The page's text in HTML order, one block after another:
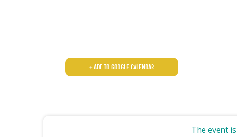
+ Add to Google Calendar
The event